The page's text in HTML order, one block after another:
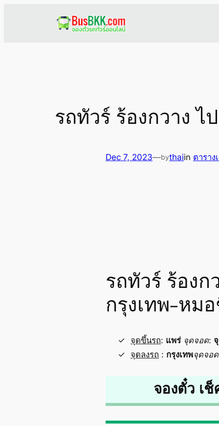
รถทัวร์ ร้องกวาง
Dec 7, 2023—bythaiin ตาราง
รถทัวร์ ร้องก
กรุงเทพ-หม
จุดขึ้นรถ: แพร่ จุดจอด:
จุดลงรถ : กรุงเทพจุดจอด
จองตั๋ว เ